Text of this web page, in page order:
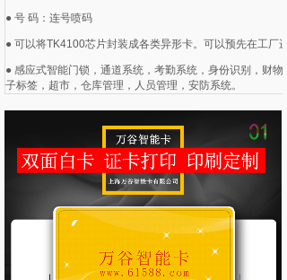
● 号 码：连号喷码
● 可以将TK4100芯片封装成各类异形卡。可以预先在工
● 感应式智能门锁，通道系统，考勤系统，身份识别，财
子标签，超市，仓库管理，人员管理，安防系统。